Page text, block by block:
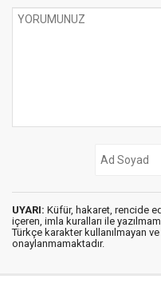
UYARI: Küfür, hakaret, rencide
içeren, imla kuralları ile
Türkçe karakter kullanılmayan
onaylanmamaktadır.